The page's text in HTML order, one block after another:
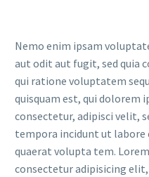
Nemo enim ipsam
aut odit aut fugit, sed quia
qui ratione voluptatem
quisquam est, qui dolorem
consectetur, adipisci velit,
tempora incidunt ut labore
quaerat volupta tem.
consectetur adipisicing